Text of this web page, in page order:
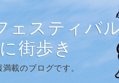
ェスティバ
街歩き
載のブログです。